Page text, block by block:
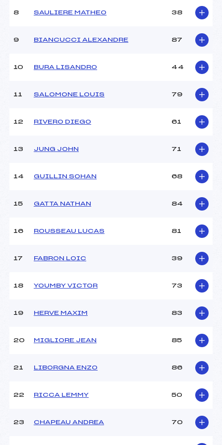
Ouvreurs C :
AST (CA)
11h45
MELAN (CA)
Ouvreurs B :
BARENGO (CA)
Ouvreurs D :
Température arrivée :
U14
8 SAULIERE MATHEO 38
9 BIANCUCCI ALEXANDRE 87
10 BURA LISANDRO 44
11 SALOMONE LOUIS 79
12 RIVERO DIEGO 61
13 JUNG JOHN 71
14 GUILLIN SOHAN 68
15 GATTA NATHAN 84
16 ROUSSEAU LUCAS 81
17 FABRON LOIC 39
18 YOUMBY VICTOR 73
19 HERVE MAXIM 83
20 MIGLIORE JEAN 85
21 LIBORGNA ENZO 86
22 RICCA LEMMY 50
23 CHAPEAU ANDREA 70